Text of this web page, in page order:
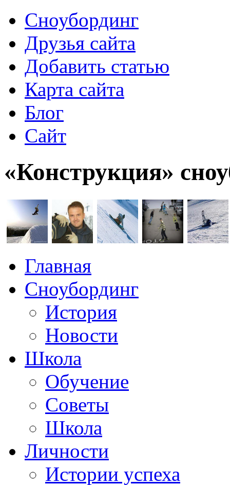
Сноубординг
Друзья сайта
Добавить статью
Карта сайта
Блог
Сайт
«Конструкция»
Главная
Сноубординг
История
Новости
Школа
Обучение
Советы
Школа
Личности
Истории успеха